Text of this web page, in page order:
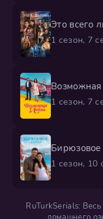
Это всего
1 сезон, 7
1 сезон, 7
Бирюзовое
1 сезон, 10
RuTurkSerials: